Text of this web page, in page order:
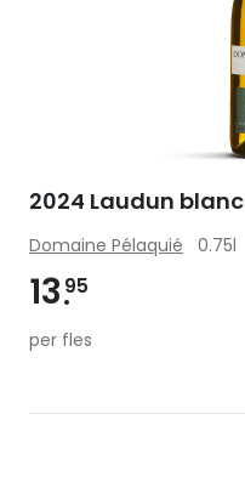
2024 Laudun blanc
Domaine Pélaquié 0.75l
13 95
per fles